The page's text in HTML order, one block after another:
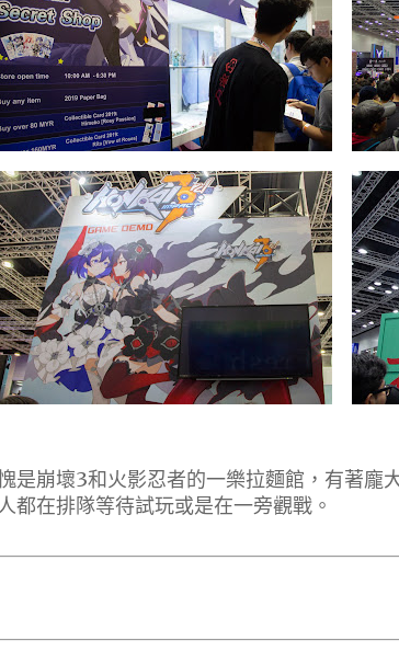
是崩壞3和火影忍者的一樂拉麵館，有著龐
都在排隊等待試玩或是在一旁觀戰。